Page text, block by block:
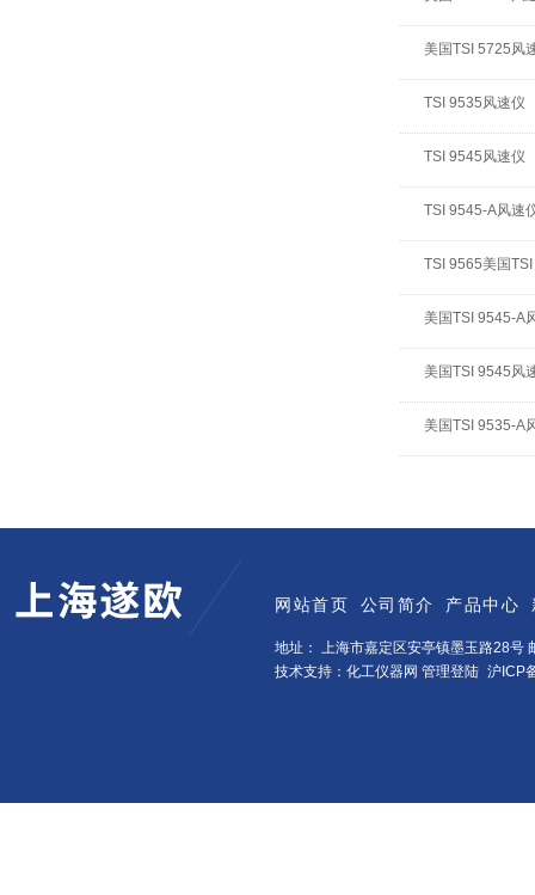
美国TSI 5725风
TSI 9535风速仪
TSI 9545风速仪
TSI 9545-A风速
TSI 9565美国
美国TSI 9545-A
美国TSI 9545风
美国TSI 9535-A
网站首页 公司简介 产品中心
地址： 上海市嘉定区安亭镇墨玉路28号
技术支持：化工仪器网 管理登陆 沪ICP